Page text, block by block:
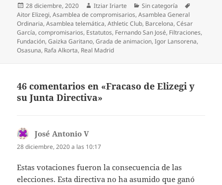
Publicado
el
28 diciembre, 2020 Autor
Itziar Iriarte Categorías
Sin categoría
Aitor Elizegi,Asamblea de compromisarios,Asamblea General
Ordinaria,Asamblea telemática,Athletic Club, Barcelona,César
García,compromisarios, Estatutos, Fernando San José, Filtraciones,
Fundación,Gaizka Garitano,Grada de animacion,Igor Lansorena,
Osasuna, Rafa Alkorta, Real Madrid
46 comentarios en «Fracaso de Elizegi y
su Junta Directiva»
José Antonio Vdice:
28 diciembre, 2020 a las 10:17
Estas votaciones fueron la consecuencia de las
elecciones. Esta directiva no ha asumido que ganó